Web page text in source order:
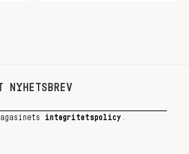
NYHETSBREV
integritetspolicy